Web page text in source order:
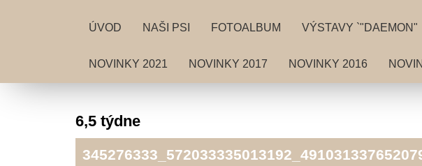
ÚVOD NAŠI PSI FOTOALBUM VÝSTAVY `"DAEMON"
NOVINKY 2021 NOVINKY 2017 NOVINKY 2016
6,5 týdne